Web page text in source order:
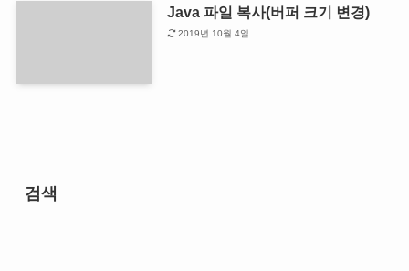
Java 파일 복사(버퍼 크기 변경)
2019년 10월 4일
검색